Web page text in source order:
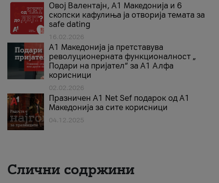
Овој Валентајн, A1 Македонија и 6
скопски кафулиња ја отворија темата за
safe dating
16.02.2026
А1 Македонија ја претставува
револуционерната функционалност „
Подари на пријател“ за А1 Алфа
корисници
02.02.2026
Празничен A1 Net Sеf подарок од А1
Македонија за сите корисници
04.12.2025
Слични содржини